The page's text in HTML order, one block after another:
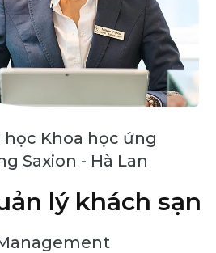
Khoa học ứng
Saxion - Hà Lan
lý khách sạn